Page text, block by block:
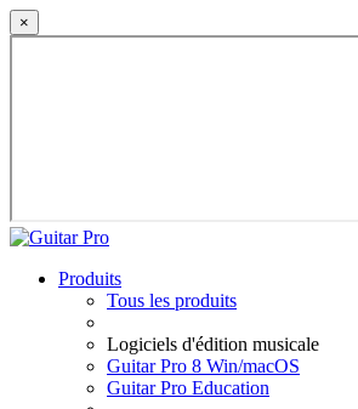
×
Produits
Tous les produits
Logiciels d'édition musicale
Guitar Pro 8 Win/macOS
Guitar Pro Education